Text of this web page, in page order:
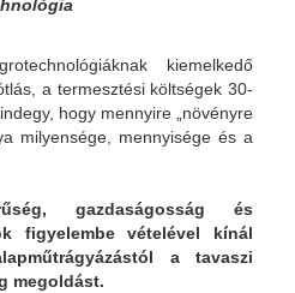
kiemelkedő
a termesztési költségek 30-
hogy mennyire „növényre
milyensége, mennyisége és a
gazdaságosság és
figyelembe vételével kínál
a tavaszi
megoldást.